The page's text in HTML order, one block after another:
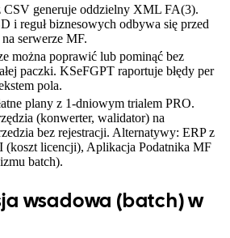
CSV generuje oddzielny XML FA(3).
i reguł biznesowych odbywa się przed
serwerze MF.
można poprawić lub pominąć bez
paczki. KSeFGPT raportuje błędy per
pola.
plany z 1-dniowym trialem PRO.
(konwerter, walidator) na
bez rejestracji. Alternatywy: ERP z
(koszt licencji), Aplikacja Podatnika MF
batch).
wsadowa (batch) w